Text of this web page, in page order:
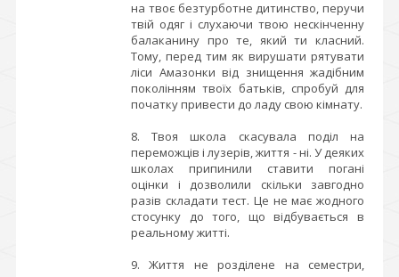
на твоє безтурботне дитинство, перучи
твій одяг і слухаючи твою нескінченну
балаканину про те, який ти класний.
Тому, перед тим як вирушати рятувати
ліси Амазонки від знищення жадібним
поколінням твоїх батьків, спробуй для
початку привести до ладу свою кімнату.
8. Твоя школа скасувала поділ на
переможців і лузерів, життя - ні. У деяких
школах припинили ставити погані
оцінки і дозволили скільки завгодно
разів складати тест. Це не має жодного
стосунку до того, що відбувається в
реальному житті.
9. Життя не розділене на семестри,